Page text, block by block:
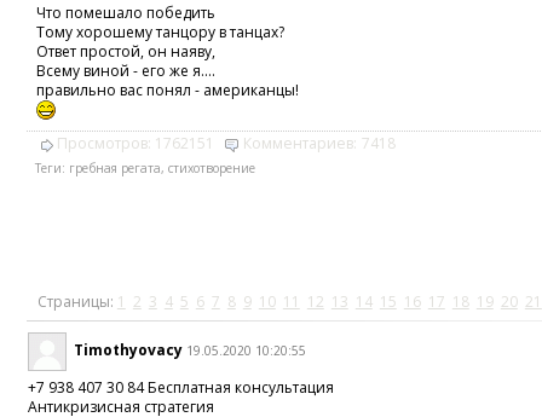
Что помешало победить
Тому хорошему танцору в танцах?
Ответ простой, он наяву,
Всему виной - его же я....
правильно вас понял - американцы!
Просмотров: 1762151 Комментариев: 7418
Теги: гребная регата, стихотворение
Страницы: 1 2 3 4 5 6 7 8 9 10 11 12 13 14 15 16 17 18 19 20 21
Timothyovacy 19.05.2020 10:20:55
+7 938 407 30 84 Бесплатная консультация
Антикризисная стратегия